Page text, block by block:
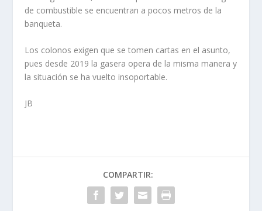
de combustible se encuentran a pocos metros de la
banqueta.
Los colonos exigen que se tomen cartas en el asunto,
pues desde 2019 la gasera opera de la misma manera y
la situación se ha vuelto insoportable.
JB
COMPARTIR: